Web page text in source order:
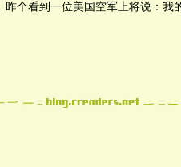
昨个看到一位美国空军上将说：我